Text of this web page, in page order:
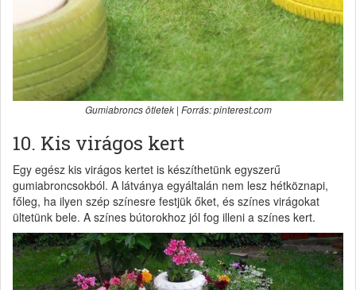
Gumiabroncs ötletek | Forrás: pinterest.com
10. Kis virágos kert
Egy egész kis virágos kertet is készíthetünk egyszerű
gumiabroncsokból. A látványa egyáltalán nem lesz hétköznapi,
főleg, ha ilyen szép színesre festjük őket, és színes virágokat
ültetünk bele. A színes bútorokhoz jól fog illeni a színes kert.